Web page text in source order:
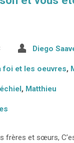
Diego
foi et les oeuvres,
, Matthieu
frères et sœurs,